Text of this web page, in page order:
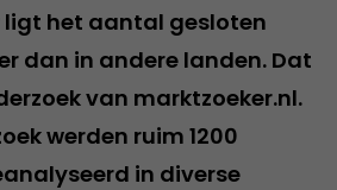
ligt het aantal gesloten
dan in andere landen. Dat
van marktzoeker.nl.
werden ruim 1200
in diverse